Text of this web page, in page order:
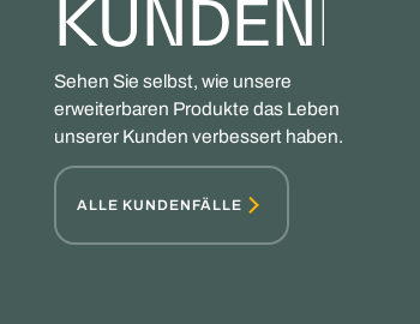
Sehen Sie selbst, wie unsere
erweiterbaren Produkte das Leben
unserer Kunden verbessert haben.
ALLE KUNDENFÄLLE